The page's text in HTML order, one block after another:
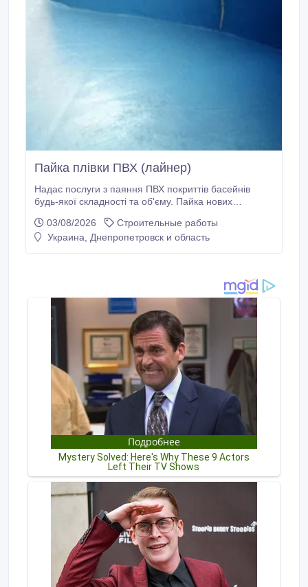
Пайка плівки ПВХ (лайнер)
Надає послуги з паяння ПВХ покриттів басейнів
будь-якої складності та об'єму. Пайка нових
пошкоджених поверхонь. Консервація та
реконсервація басейнів. Гарантія на виконані
03/08/2026
Строительные работы
Украина, Днепропетровск и область